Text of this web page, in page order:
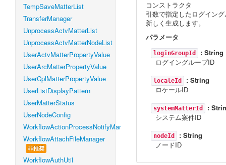
TempSaveMatterList
TransferManager
UnprocessActvMatterList
UnprocessActvMatterNodeList
UserActvMatterPropertyValue
UserArcMatterPropertyValue
UserCplMatterPropertyValue
UserListDisplayPattern
UserMatterStatus
UserNodeConfig
WorkflowActionProcessNotifyManager
WorkflowAttachFileManager
非推奨
WorkflowAuthUtil
コンストラクタ
引数で指定したログイン
新しく生成します。
パラメータ
loginGroupId : String
ログイングループID
localeId : String
ロケールID
systemMatterId :
システム案件ID
nodeId : String
ノードID